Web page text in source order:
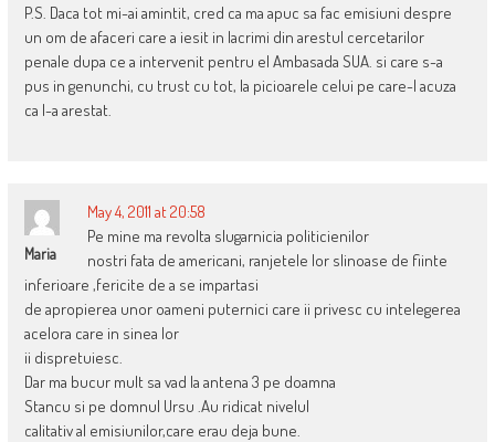
P.S. Daca tot mi-ai amintit, cred ca ma apuc sa fac emisiuni despre
un om de afaceri care a iesit in lacrimi din arestul cercetarilor
penale dupa ce a intervenit pentru el Ambasada SUA. si care s-a
pus in genunchi, cu trust cu tot, la picioarele celui pe care-l acuza
ca l-a arestat.
Maria
May 4, 2011 at 20:58
Pe mine ma revolta slugarnicia politicienilor
nostri fata de americani, ranjetele lor slinoase de fiinte
inferioare ,fericite de a se impartasi
de apropierea unor oameni puternici care ii privesc cu intelegerea
acelora care in sinea lor
ii dispretuiesc.
Dar ma bucur mult sa vad la antena 3 pe doamna
Stancu si pe domnul Ursu .Au ridicat nivelul
calitativ al emisiunilor,care erau deja bune.